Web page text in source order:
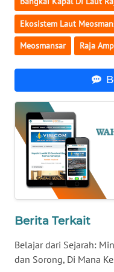
Ekosistem Laut
Meosmansar Raja
Berita Terkait
Belajar dari Sejarah:
dan Sorong, Di Mana
WN
NUSANTARA
WN
WN
JATIM
BALI
KALBAR
WN
KALTENG